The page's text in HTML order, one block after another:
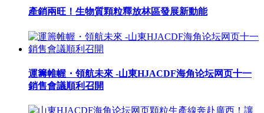
產銷兩旺！生物質顆粒釋放林區發展新動能
運籌帷幄・領航未來 -山東HJACDF海角论坛网页十一
銷售會議順利召開